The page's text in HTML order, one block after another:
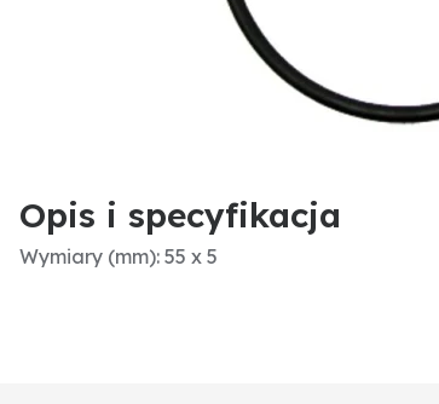
Opis i specyfikacja
Wymiary (mm): 55 x 5